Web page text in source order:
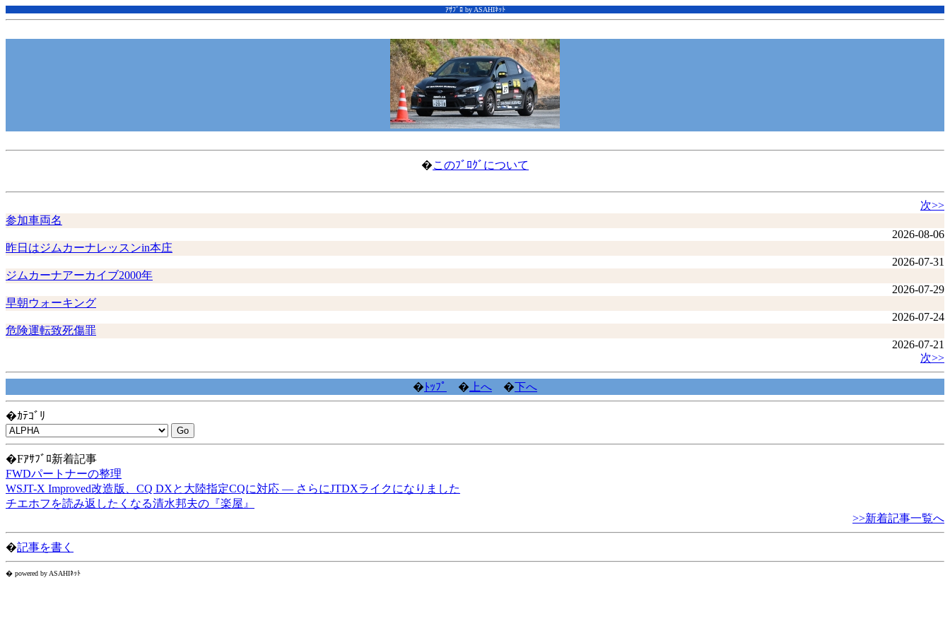
ｱｻﾌﾞﾛ by ASAHIﾈｯﾄ
�このﾌﾞﾛｸﾞについて
次>>
参加車両名
2026-08-06
昨日はジムカーナレッスンin本庄
2026-07-31
ジムカーナアーカイブ2000年
2026-07-29
早朝ウォーキング
2026-07-24
危険運転致死傷罪
2026-07-21
次>>
� ﾄｯﾌﾟ � 上へ �下へ
�ｶﾃｺﾞﾘ
�Fｱｻﾌﾞﾛ新着記事
FWDパートナーの整理
WSJT-X Improved改造版、CQ DXと大陸指定CQに対応 ― さらにJTDXライクになりました
チエホフを読み返したくなる清水邦夫の『楽屋』
>>新着記事一覧へ
�記事を書く
� powered by ASAHIﾈｯﾄ